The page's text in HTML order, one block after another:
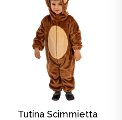
Tutina Scimmietta